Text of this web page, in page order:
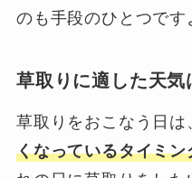
のも手段のひとつです
草取りに適した天気
草取りをおこなう日は
くなっているタイミン